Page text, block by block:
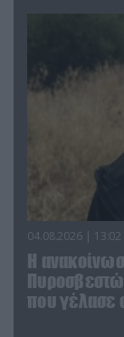
04.08.2026 | 13:02
Η
που γέλασε